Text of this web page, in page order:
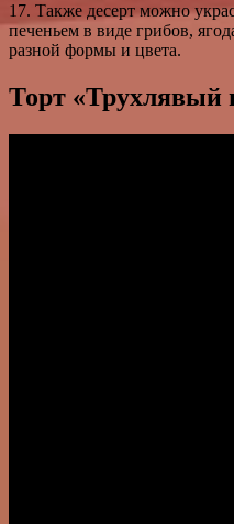
17. Также десерт можно
печеньем в виде грибов,
разной формы и цвета.
Торт «Трухлявый